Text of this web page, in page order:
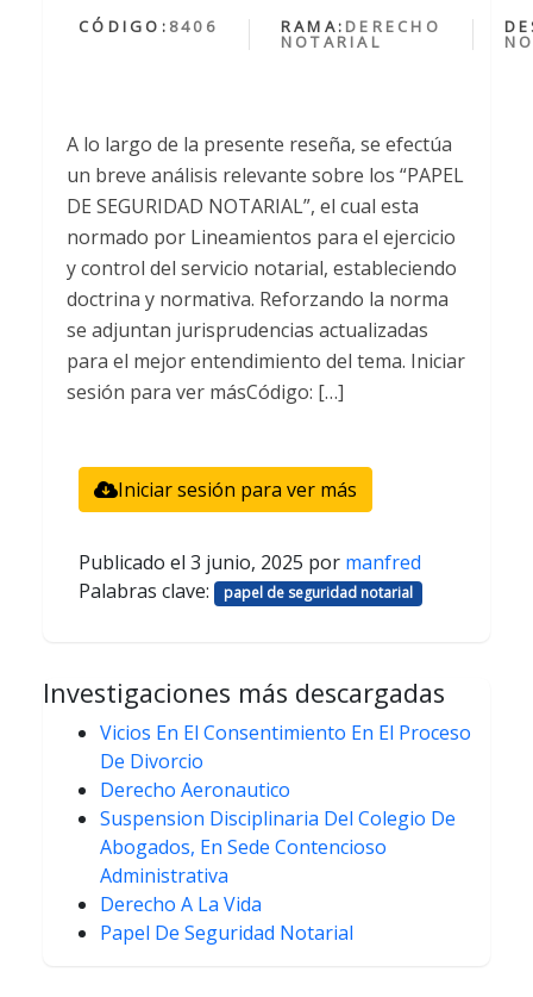
CÓDIGO: 8406 RAMA: DERECHO
NOTARIAL
A lo largo de la presente reseña, se efectúa
un breve análisis relevante sobre los “PAPEL
DE SEGURIDAD NOTARIAL”, el cual esta
normado por Lineamientos para el ejercicio
y control del servicio notarial, estableciendo
doctrina y normativa. Reforzando la norma
se adjuntan jurisprudencias actualizadas
para el mejor entendimiento del tema. Iniciar
sesión para ver másCódigo: […]
Iniciar sesión para ver más
Publicado el 3 junio, 2025 por manfred
Palabras clave:
papel de seguridad notarial
Investigaciones más descargadas
Vicios En El Consentimiento En El Proceso
De Divorcio
Derecho Aeronautico
Suspension Disciplinaria Del Colegio De
Abogados, En Sede Contencioso
Administrativa
Derecho A La Vida
Papel De Seguridad Notarial